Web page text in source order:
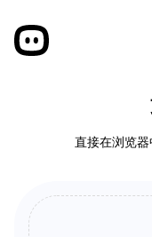
直接在浏览器